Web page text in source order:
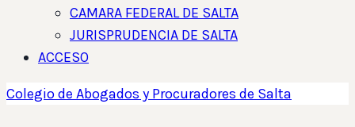
CAMARA FEDERAL DE SALTA
JURISPRUDENCIA DE SALTA
ACCESO
Colegio de Abogados y Procuradores de Salta